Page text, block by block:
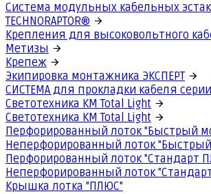
Система модульных кабельных
TECHNORAPTOR®
Крепления для высоковольтного
Метизы
Крепеж
Экипировка монтажника ЭКСПЕРТ
СИСТЕМА для прокладки кабеля
Светотехника КМ Total Light
Светотехника КМ Total Light
Перфорированный лоток "Быстрый
Неперфорированный лоток
Перфорированный лоток "Стандарт
Неперфорированный лоток
Крышка лотка "ПЛЮС"